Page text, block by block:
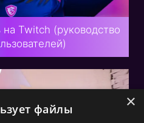
Twitch (руководство
×
файлы